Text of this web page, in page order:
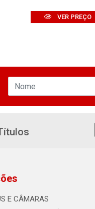
VER PREÇO
E CÂMARAS